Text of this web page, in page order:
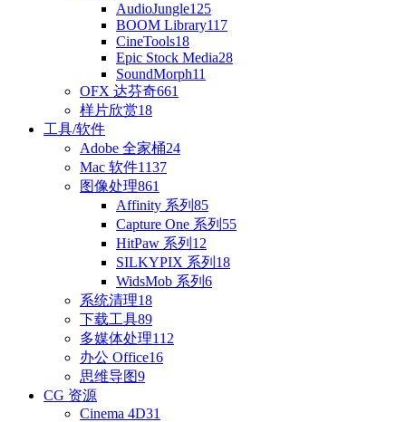
AudioJungle125
BOOM Library117
CineTools18
Epic Stock Media28
SoundMorph11
OFX 达芬奇661
样片欣赏18
工具/软件
Adobe 全家桶24
Mac 软件1137
图像处理861
Affinity 系列 85
Capture One 系列 55
HitPaw 系列 12
SILKYPIX 系列 18
WidsMob 系列 6
系统清理18
下载工具89
多媒体处理112
办公 Office16
思维导图9
CG 资源
Cinema 4D31